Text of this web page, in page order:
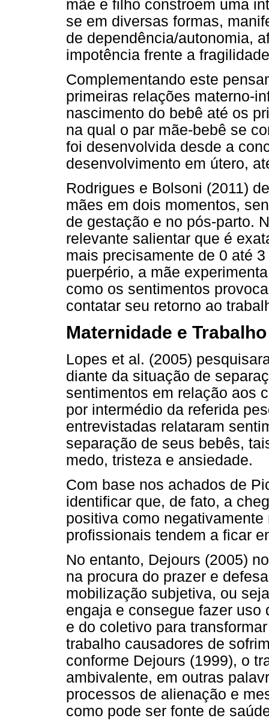
mãe e filho constroem uma
se em diversas formas,
de dependência/autonomia,
impotência frente a
Complementando este
primeiras relações materno-
nascimento do bebê até os
na qual o par mãe-bebê se
foi desenvolvida desde a
desenvolvimento em útero,
Rodrigues e Bolsoni (2011)
mães em dois momentos,
de gestação e no pós-parto.
relevante salientar que é
mais precisamente de 0 até
puerpério, a mãe
como os sentimentos
contatar seu retorno ao
Maternidade e Trabalho
Lopes et al. (2005)
diante da situação de
sentimentos em relação aos
por intermédio da referida
entrevistadas relataram
separação de seus bebês,
medo, tristeza e ansiedade.
Com base nos achados de
identificar que, de fato, a
positiva como
profissionais tendem a ficar
No entanto, Dejours (2005)
na procura do prazer e
mobilização subjetiva, ou
engaja e consegue fazer
e do coletivo para
trabalho causadores de
conforme Dejours (1999), o
ambivalente, em outras
processos de alienação e
como pode ser fonte de